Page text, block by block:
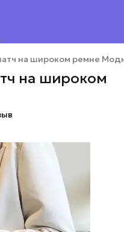
на широком ремне
на широком